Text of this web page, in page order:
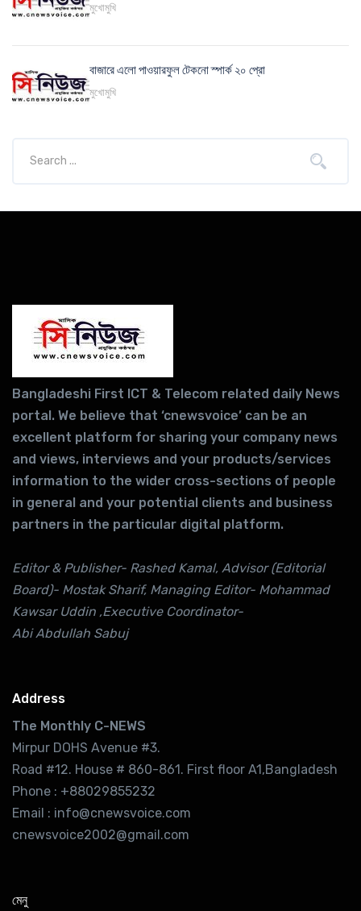
মুখোমুখি
বাজারে এলো পাওয়ারফুল টেকনো স্পার্ক ২০ প্রো
মুখোমুখি
Bangladeshi First ICT & Telecom related daily News
portal. We believe that ‘cnewsvoice’ can be an
excellent platform for sharing your company news
and views, interviews and your products/services
information to the wider cross-sections of people
in general and your potential clients and business
partners in the particular digital platform.
Editor & Publisher- Rashed Kamal, Advisor (Editorial
Board)- Mostak Sharif, Managing Editor- Mohammad
Kawsar Uddin ,Executive Coordinator-
Abi Abdullah Sabuj
Address
The Monthly C-NEWS
Mirpur DOHS Avenue #3.
Road #12. House # 860-861. First floor A1,Bangladesh
Phone : +88029855232
Email : info@cnewsvoice.com
cnewsvoice2002@gmail.com
মেনু